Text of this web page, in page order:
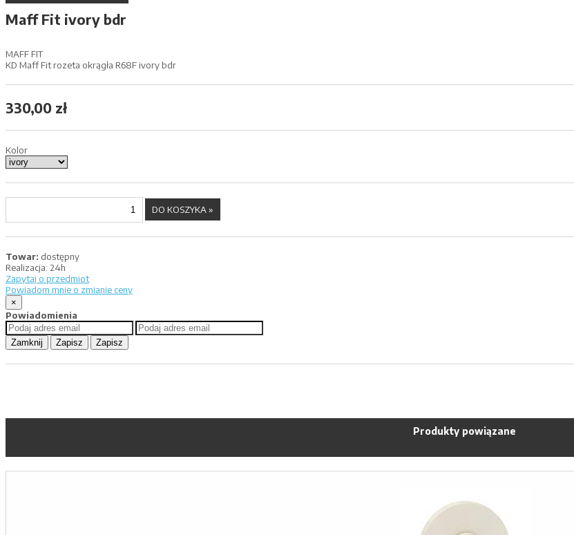
Maff Fit ivory bdr
MAFF FIT
KD Maff Fit rozeta okrągła R68F ivory bdr
330,00 zł
Kolor
Towar: dostępny
Realizacja: 24h
Zapytaj o przedmiot
Powiadom mnie o zmianie ceny
×
Powiadomienia
Zamknij Zapisz Zapisz
Produkty powiązane